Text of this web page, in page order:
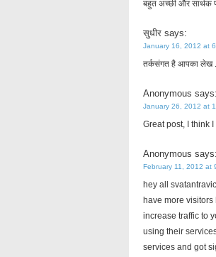
बहुत अच्छी और सार्थक
सुधीर says:
January 16, 2012 at
तर्कसंगत है आपका लेख
Anonymous says:
January 26, 2012 at
Great post, I think
Anonymous says:
February 11, 2012 at
hey all
have more
increase traffic to
using their
services and got